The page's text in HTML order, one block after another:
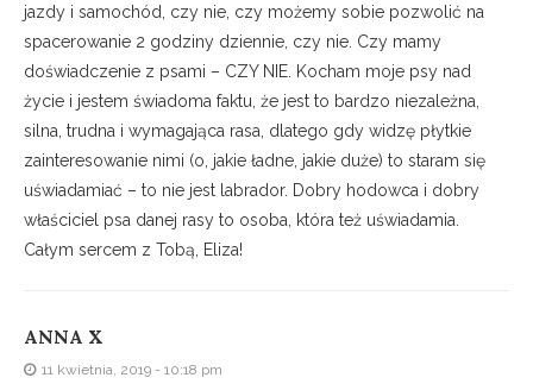
jazdy i samochód, czy nie, czy możemy sobie pozwolić na
spacerowanie 2 godziny dziennie, czy nie. Czy mamy
doświadczenie z psami – CZY NIE. Kocham moje psy nad
życie i jestem świadoma faktu, że jest to bardzo niezależna,
silna, trudna i wymagająca rasa, dlatego gdy widzę płytkie
zainteresowanie nimi (o, jakie ładne, jakie duże) to staram się
uświadamiać – to nie jest labrador. Dobry hodowca i dobry
właściciel psa danej rasy to osoba, która też uświadamia.
Całym sercem z Tobą, Eliza!
ANNA X
11 kwietnia, 2019 - 10:18 pm